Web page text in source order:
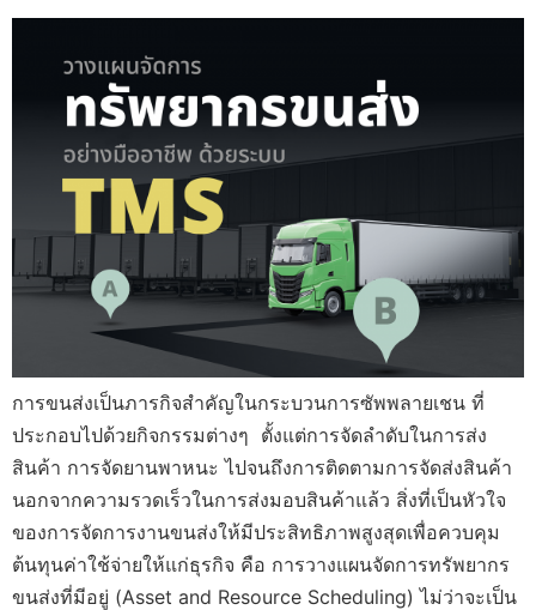
การขนส่งเป็นภารกิจสำคัญในกระบวนการซัพพลายเชน ที่
ประกอบไปด้วยกิจกรรมต่างๆ ตั้งแต่การจัดลำดับในการส่ง
สินค้า การจัดยานพาหนะ ไปจนถึงการติดตามการจัดส่งสินค้า
นอกจากความรวดเร็วในการส่งมอบสินค้าแล้ว สิ่งที่เป็นหัวใจ
ของการจัดการงานขนส่งให้มีประสิทธิภาพสูงสุดเพื่อควบคุม
ต้นทุนค่าใช้จ่ายให้แก่ธุรกิจ คือ การวางแผนจัดการทรัพยากร
ขนส่งที่มีอยู่ (Asset and Resource Scheduling) ไม่ว่าจะเป็น